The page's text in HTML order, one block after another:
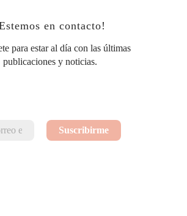
en contacto!
para estar al día con las últimas
publicaciones y noticias.